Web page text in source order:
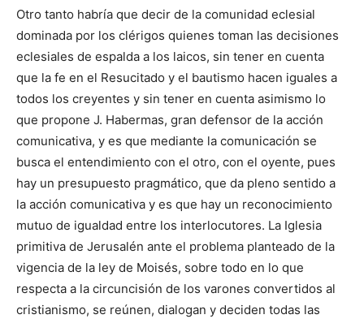
Otro tanto habría que decir de la comunidad eclesial
dominada por los clérigos quienes toman las decisiones
eclesiales de espalda a los laicos, sin tener en cuenta
que la fe en el Resucitado y el bautismo hacen iguales a
todos los creyentes y sin tener en cuenta asimismo lo
que propone J. Habermas, gran defensor de la acción
comunicativa, y es que mediante la comunicación se
busca el entendimiento con el otro, con el oyente, pues
hay un presupuesto pragmático, que da pleno sentido a
la acción comunicativa y es que hay un reconocimiento
mutuo de igualdad entre los interlocutores. La Iglesia
primitiva de Jerusalén ante el problema planteado de la
vigencia de la ley de Moisés, sobre todo en lo que
respecta a la circuncisión de los varones convertidos al
cristianismo, se reúnen, dialogan y deciden todas las